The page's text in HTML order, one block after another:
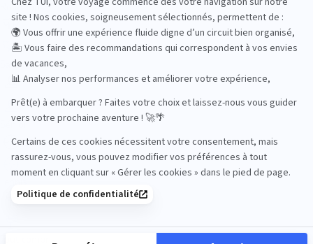
Road Trips
Safari
Sénior